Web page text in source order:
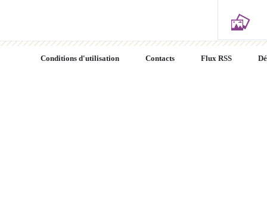
Conditions d'utilisation Contacts Flux RSS